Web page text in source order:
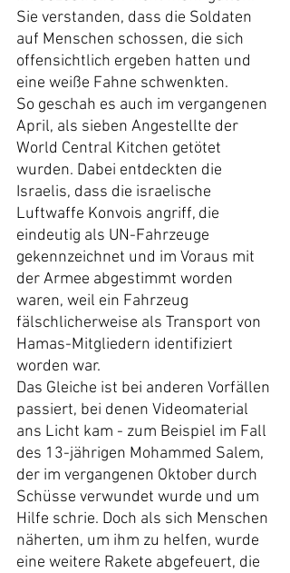
Sie verstanden, dass die Soldaten
auf Menschen schossen, die sich
offensichtlich ergeben hatten und
eine weiße Fahne schwenkten.
So geschah es auch im vergangenen
April, als sieben Angestellte der
World Central Kitchen getötet
wurden. Dabei entdeckten die
Israelis, dass die israelische
Luftwaffe Konvois angriff, die
eindeutig als UN-Fahrzeuge
gekennzeichnet und im Voraus mit
der Armee abgestimmt worden
waren, weil ein Fahrzeug
fälschlicherweise als Transport von
Hamas-Mitgliedern identifiziert
worden war.
Das Gleiche ist bei anderen Vorfällen
passiert, bei denen Videomaterial
ans Licht kam - zum Beispiel im Fall
des 13-jährigen Mohammed Salem,
der im vergangenen Oktober durch
Schüsse verwundet wurde und um
Hilfe schrie. Doch als sich Menschen
näherten, um ihm zu helfen, wurde
eine weitere Rakete abgefeuert, die